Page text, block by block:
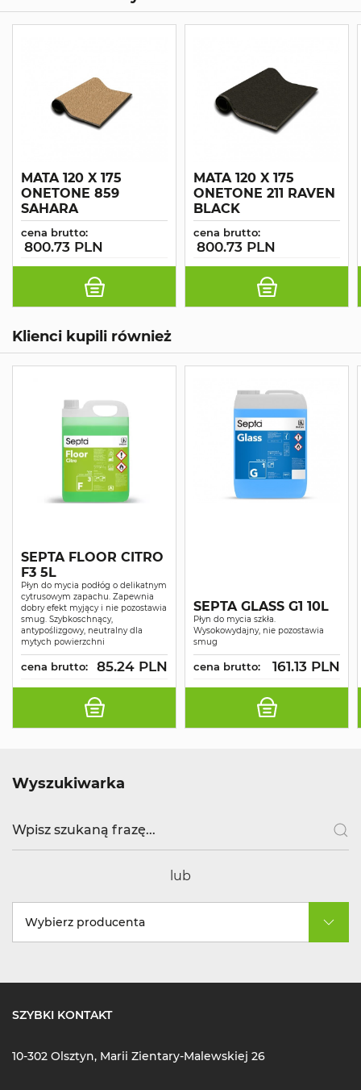
MATA 120 X 175
ONETONE 859
SAHARA
cena brutto:
800.73 PLN
MATA 120 X 175
ONETONE 211 RAVEN
BLACK
cena brutto:
800.73 PLN
Klienci kupili również
SEPTA FLOOR CITRO
F3 5L
Płyn do mycia podłóg o delikatnym
cytrusowym zapachu. Zapewnia
dobry efekt myjący i nie pozostawia
smug. Szybkoschnący,
antypoślizgowy, neutralny dla
mytych powierzchni
cena brutto: 85.24 PLN
SEPTA GLASS G1 10L
Płyn do mycia szkła.
Wysokowydajny, nie pozostawia
smug
cena brutto: 161.13 PLN
Wyszukiwarka
lub
Wybierz producenta
SZYBKI KONTAKT
10-302 Olsztyn, Marii Zientary-Malewskiej 26